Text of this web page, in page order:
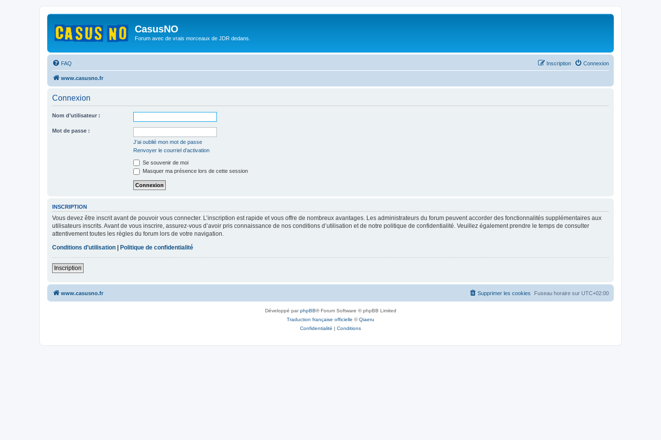
CasusNO
Forum avec de vrais morceaux de JDR dedans.
FAQ Connexion
Inscription
www.casusno.fr
Connexion
Nom d’utilisateur :
Mot de passe :
J’ai oublié mon mot de passe
Renvoyer le courriel d’activation
Se souvenir de moi
Masquer ma présence lors de cette session
INSCRIPTION
Vous devez être inscrit avant de pouvoir vous connecter. L’inscription est rapide et vous offre de nombreux avantages. Les administrateurs du forum peuvent accorder des fonctionnalités supplémentaires aux
utilisateurs inscrits. Avant de vous inscrire, assurez-vous d’avoir pris connaissance de nos conditions d’utilisation et de notre politique de confidentialité. Veuillez également prendre le temps de consulter
attentivement toutes les règles du forum lors de votre navigation.
Conditions d’utilisation
Politique de confidentialité
Inscription
www.casusno.fr Fuseau horaire sur UTC+02:00
Supprimer les cookies
Développé parphpBB® Forum Software © phpBB Limited
Traduction française officielle ©Qiaeru
Confidentialité | Conditions